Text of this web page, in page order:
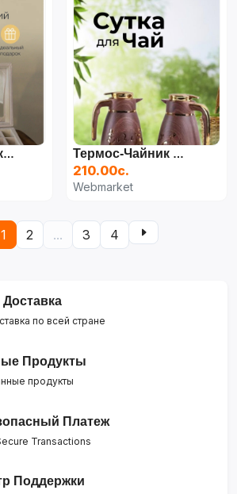
Шкатулка Для Украшений Термос-Чайник ALWAYS AL32522 (1 Л Со Стеклянной Колбой)
210.00с.
Webmarket
1 2 ... 3 4
по всей стране
Продукты
продукты
Платеж
Transactions
Поддержки